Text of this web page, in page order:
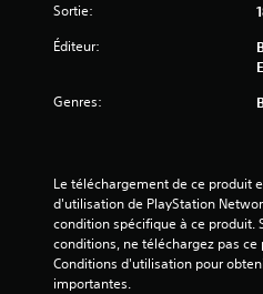
Sortie:
Éditeur:
Genres:
Le téléchargement de ce produit
d'utilisation de PlayStation
condition spécifique à ce produit.
conditions, ne téléchargez pas ce
Conditions d'utilisation pour
importantes.